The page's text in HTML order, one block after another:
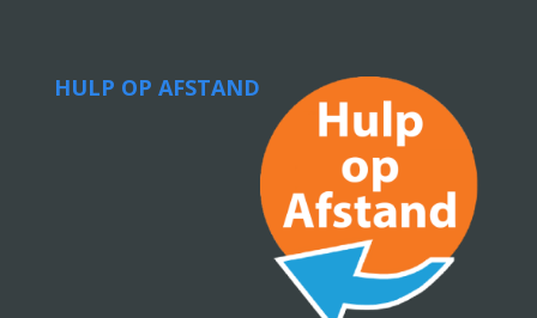
HULP OP AFSTAND